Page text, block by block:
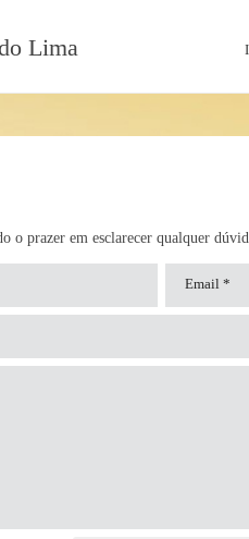
Lima
o prazer em esclarecer qualquer